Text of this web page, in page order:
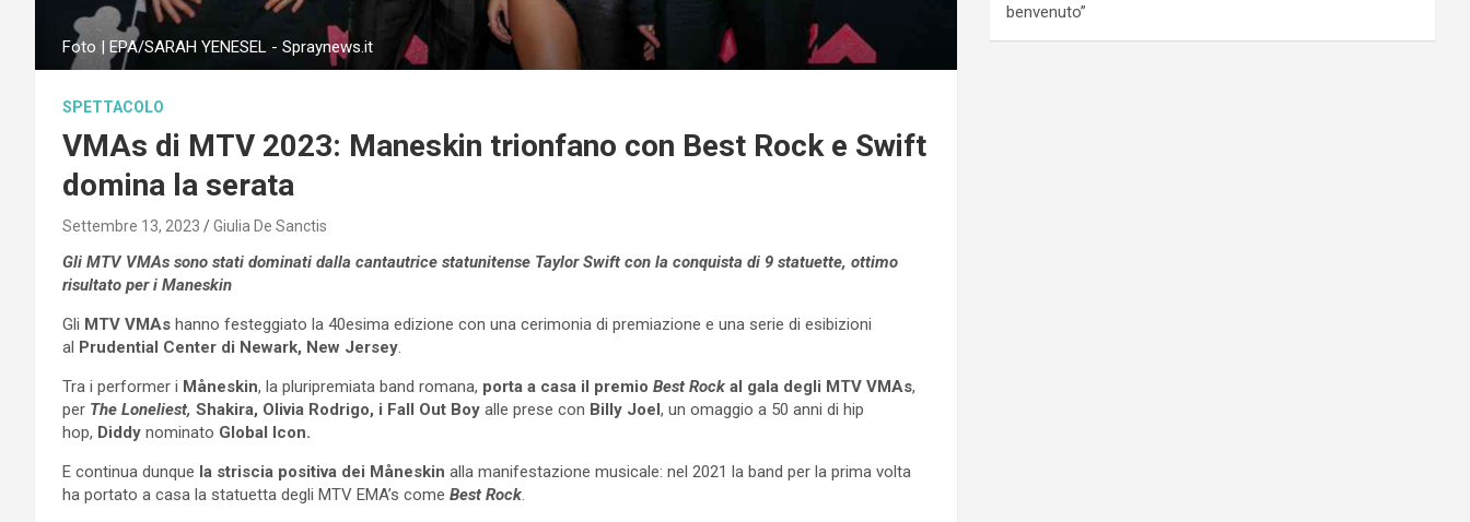
Foto | EPA/SARAH YENESEL - Spraynews.it
SPETTACOLO
VMAs di MTV 2023: Maneskin trionfano con Best Rock e Swift
domina la serata
Settembre 13, 2023 Giulia De Sanctis
Gli MTV VMAs sono stati dominati dalla cantautrice statunitense Taylor Swift con la conquista di 9 statuette, ottimo
risultato per i Maneskin
Gli MTV VMAs hanno festeggiato la 40esima edizione con una cerimonia di premiazione e una serie di esibizioni
al Prudential Center di Newark, New Jersey
Tra i performer i Måneskin, la pluripremiata band romana, porta a casa il premio Best Rock al gala degli MTV VMAs,
per The Loneliest, Shakira, Olivia Rodrigo, i Fall Out Boy alle prese con Billy Joel, un omaggio a 50 anni di hip
hop, Diddy nominato Global Icon.
E continua dunque la striscia positiva dei Måneskin alla manifestazione musicale: nel 2021 la band per la prima volta
ha portato a casa la statuetta degli MTV EMA’s come Best Rock
benvenuto”